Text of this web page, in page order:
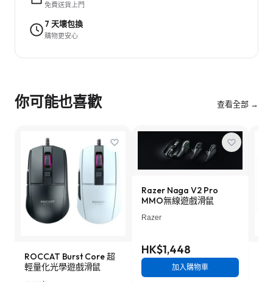
免費送貨上門
7 天壞包換
購物更安心
你可能也喜歡 查看全部 →
ROCCAT Burst Core 超
輕量化光學遊戲滑鼠
Razer Naga V2 Pro
MMO無線遊戲滑鼠
Razer
HK$1,448
加入購物車